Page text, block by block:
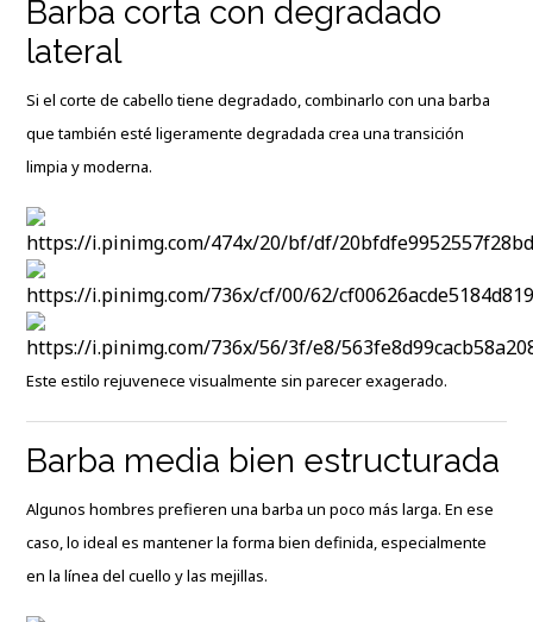
Barba corta con degradado
lateral
Si el corte de cabello tiene degradado, combinarlo con una barba
que también esté ligeramente degradada crea una transición
limpia y moderna.
Este estilo rejuvenece visualmente sin parecer exagerado.
Barba media bien estructurada
Algunos hombres prefieren una barba un poco más larga. En ese
caso, lo ideal es mantener la forma bien definida, especialmente
en la línea del cuello y las mejillas.